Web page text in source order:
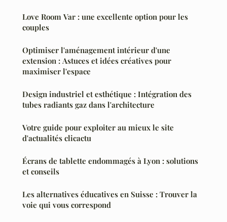
Love Room Var : une excellente option pour les
couples
Optimiser l'aménagement intérieur d'une
extension : Astuces et idées créatives pour
maximiser l'espace
Design industriel et esthétique : Intégration des
tubes radiants gaz dans l'architecture
Votre guide pour exploiter au mieux le site
d'actualités clicactu
Écrans de tablette endommagés à Lyon : solutions
et conseils
Les alternatives éducatives en Suisse : Trouver la
voie qui vous correspond